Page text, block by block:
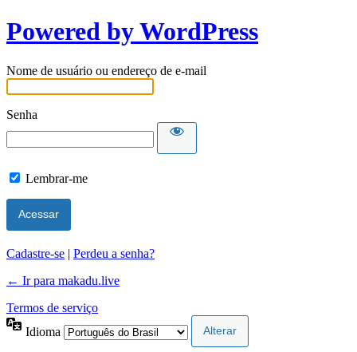
Powered by WordPress
Nome de usuário ou endereço de e-mail
Senha
Lembrar-me
Cadastre-se | Perdeu a senha?
← Ir para makadu.live
Termos de serviço
Idioma